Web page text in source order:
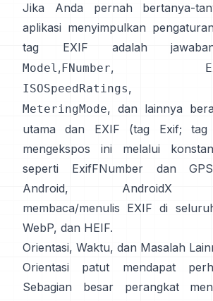
Jika Anda pernah bertanya-
aplikasi menyimpulkan
tag EXIF adalah
Model,FNumber,
ISOSpeedRatings,
MeteringMode, dan lainnya
utama dan EXIF (tag Exif;tag
mengekspos ini melalui
seperti ExifFNumber dan
Android, AndroidX
membaca/menulis EXIF di
WebP, dan HEIF.
Orientasi, Waktu, dan Masalah
Orientasi patut mendapat
Sebagian besar perangkat